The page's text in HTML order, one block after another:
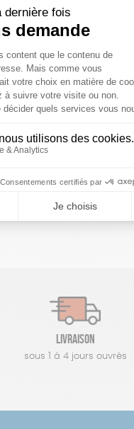
Livraison
sous 1 à 4 jours ouvrés